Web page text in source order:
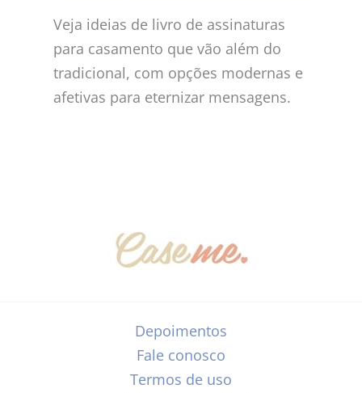
Veja ideias de livro de assinaturas
para casamento que vão além do
tradicional, com opções modernas e
afetivas para eternizar mensagens.
Depoimentos
Fale conosco
Termos de uso